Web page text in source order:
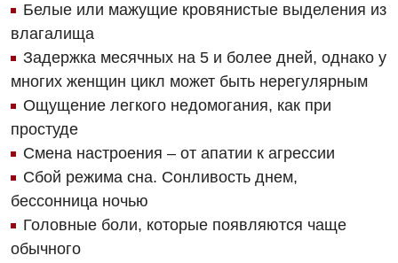
Вакансии
Мероприятия БПР
Интернатура
Диагностика
Ангиографические исследования
Гинекологическое отделение
Белые или мажущие кровянистые выделения из
влагалища
Задержка месячных на 5 и более дней, однако у
многих женщин цикл может быть нерегулярным
Ощущение легкого недомогания, как при
простуде
Смена настроения – от апатии к агрессии
Сбой режима сна. Сонливость днем,
бессонница ночью
Головные боли, которые появляются чаще
обычного